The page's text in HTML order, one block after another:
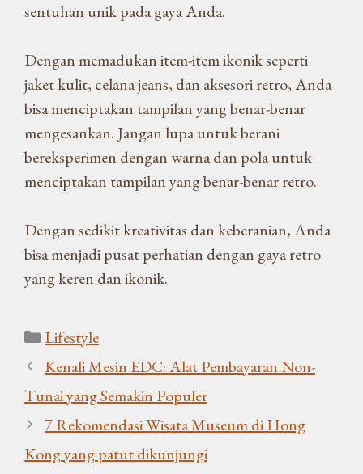
sentuhan unik pada gaya Anda.
Dengan memadukan item-item ikonik seperti
jaket kulit, celana jeans, dan aksesori retro, Anda
bisa menciptakan tampilan yang benar-benar
mengesankan. Jangan lupa untuk berani
bereksperimen dengan warna dan pola untuk
menciptakan tampilan yang benar-benar retro.
Dengan sedikit kreativitas dan keberanian, Anda
bisa menjadi pusat perhatian dengan gaya retro
yang keren dan ikonik.
Kategori
Lifestyle
Kenali Mesin EDC: Alat Pembayaran Non-
Tunai yang Semakin Populer
7 Rekomendasi Wisata Museum di Hong
Kong yang patut dikunjungi